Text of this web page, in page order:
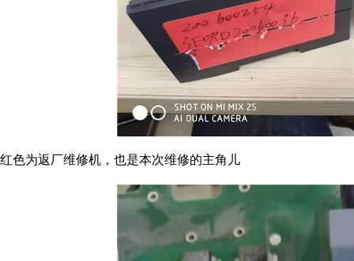
红色为返厂维修机，也是本次维修的主角儿